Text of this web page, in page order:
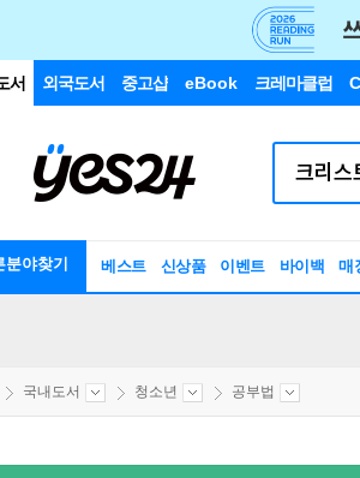
서 외국도서 중고샵 eBook 크레마클럽
분야찾기 베스트 신상품 이벤트 바이백 매
국내도서 청소년 공부법